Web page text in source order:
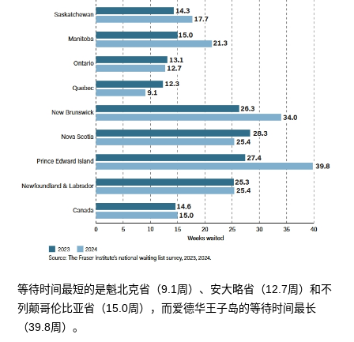
等待时间最短的是魁北克省（9.1周）、安大略省（12.7周）和不
列颠哥伦比亚省（15.0周），而爱德华王子岛的等待时间最长
（39.8周）。